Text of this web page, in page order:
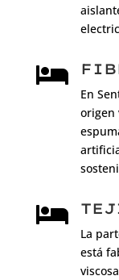

En
origen

La
está